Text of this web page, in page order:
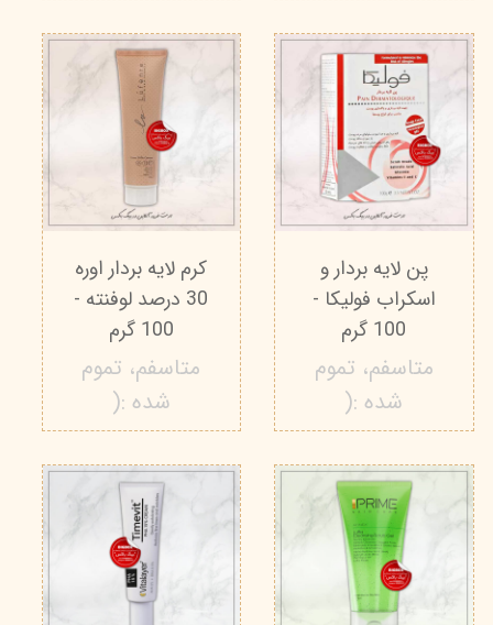
پن لایه بردار و
اسکراب فولیکا -
100 گرم
متاسفم، تموم
شده :(
کرم لایه بردار اوره
30 درصد لوفنته -
100 گرم
متاسفم، تموم
شده :(